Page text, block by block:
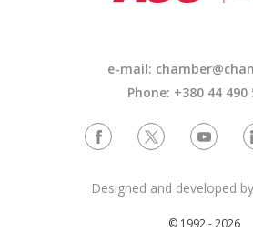
e-mail:
Phone: +380 44 490
© 1992 - 2026
Designed and developed by